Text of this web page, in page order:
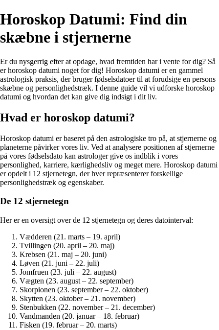
Horoskop Datumi: Find din
skæbne i stjernerne
Er du nysgerrig efter at opdage, hvad fremtiden har i vente for dig? Så
er horoskop datumi noget for dig! Horoskop datumi er en gammel
astrologisk praksis, der bruger fødselsdatoer til at forudsige en persons
skæbne og personlighedstræk. I denne guide vil vi udforske horoskop
datumi og hvordan det kan give dig indsigt i dit liv.
Hvad er horoskop datumi?
Horoskop datumi er baseret på den astrologiske tro på, at stjernerne og
planeterne påvirker vores liv. Ved at analysere positionen af ​​stjernerne
på vores fødselsdato kan astrologer give os indblik i vores
personlighed, karriere, kærlighedsliv og meget mere. Horoskop datumi
er opdelt i 12 stjernetegn, der hver repræsenterer forskellige
personlighedstræk og egenskaber.
De 12 stjernetegn
Her er en oversigt over de 12 stjernetegn og deres datointerval:
Vædderen (21. marts – 19. april)
Tvillingen (20. april – 20. maj)
Krebsen (21. maj – 20. juni)
Løven (21. juni – 22. juli)
Jomfruen (23. juli – 22. august)
Vægten (23. august – 22. september)
Skorpionen (23. september – 22. oktober)
Skytten (23. oktober – 21. november)
Stenbukken (22. november – 21. december)
Vandmanden (20. januar – 18. februar)
Fisken (19. februar – 20. marts)